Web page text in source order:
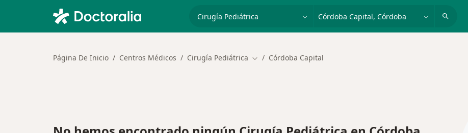
especialidad, enfermedad o nombrep. ej. Buenos Aires
Página De Inicio Centros Médicos Cirugía Pediátrica Cambiar de ciudad
Córdoba Capital